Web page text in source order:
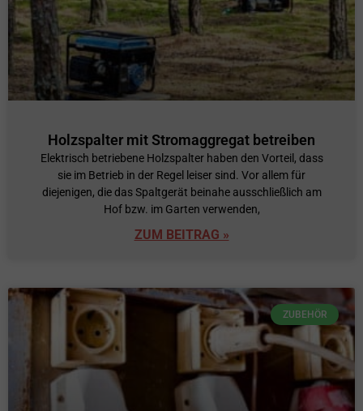
Holzspalter mit Stromaggregat betreiben
Elektrisch betriebene Holzspalter haben den Vorteil, dass
sie im Betrieb in der Regel leiser sind. Vor allem für
diejenigen, die das Spaltgerät beinahe ausschließlich am
Hof bzw. im Garten verwenden,
ZUM BEITRAG »
ZUBEHÖR